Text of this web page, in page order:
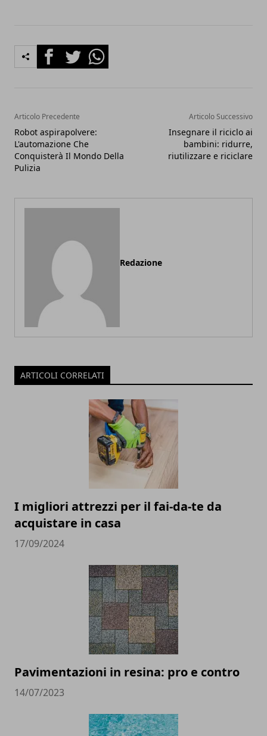
FacebookTwitterWhatsapp
Articolo Precedente
Robot aspirapolvere:
L'automazione Che
Conquisterà Il Mondo Della
Pulizia
Articolo Successivo
Insegnare il riciclo ai
bambini: ridurre,
riutilizzare e riciclare
Redazione
ARTICOLI CORRELATI
I migliori attrezzi per il fai-da-te da
acquistare in casa
17/09/2024
Pavimentazioni in resina: pro e contro
14/07/2023